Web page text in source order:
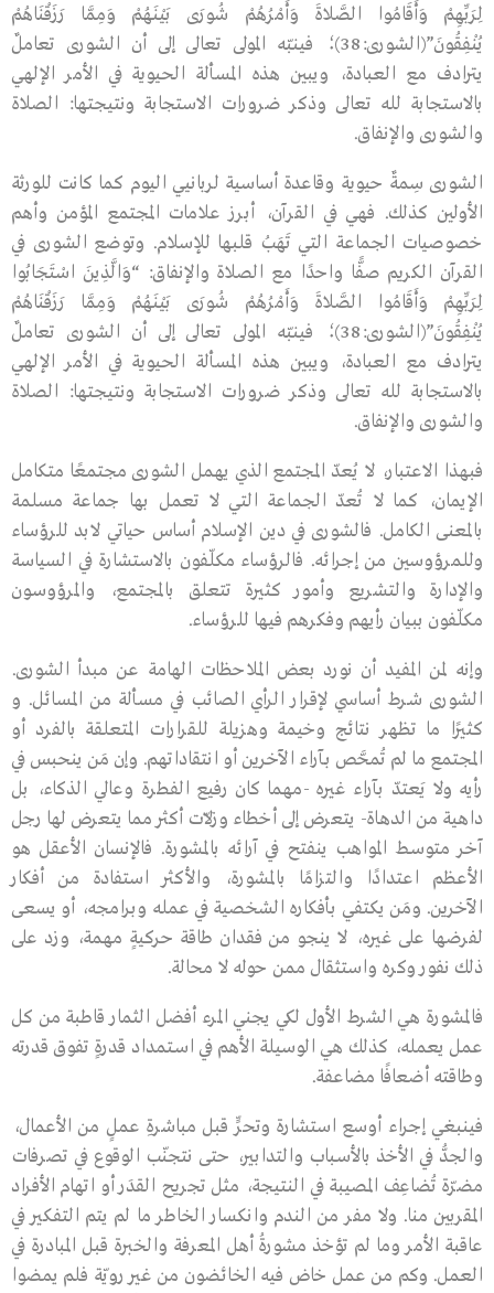
لِرَبِّهِمْ وَأَقَامُوا الصَّلاةَ وَأَمْرُهُمْ شُورَى بَيْنَهُمْ وَمِمَّا رَزَقْنَاهُمْ
يُنْفِقُونَ”(الشورى:38)؛ فينبّه المولى تعالى إلى أن الشورى تعاملٌ
يترادف مع العبادة، ويبين هذه المسألة الحيوية في الأمر الإلهي
بالاستجابة لله تعالى وذكر ضرورات الاستجابة ونتيجتها: الصلاة
والشورى والإنفاق.
الشورى سِمةٌ حيوية وقاعدة أساسية لربانيي اليوم كما كانت للورثة
الأولين كذلك. فهي في القرآن، أبـرز علامات المجتمع المؤمن وأهم
خصوصيات الجماعة التي تَهَبُ قلبها للإسلام. وتوضع الشورى في
القرآن الكريم صفًّا واحدًا مع الصلاة والإنفاق: “وَالَّذِينَ اسْتَجَابُوا
لِرَبِّهِمْ وَأَقَامُوا الصَّلاةَ وَأَمْرُهُمْ شُورَى بَيْنَهُمْ وَمِمَّا رَزَقْنَاهُمْ
يُنْفِقُونَ”(الشورى:38)؛ فينبّه المولى تعالى إلى أن الشورى تعاملٌ
يترادف مع العبادة، ويبين هذه المسألة الحيوية في الأمر الإلهي
بالاستجابة لله تعالى وذكر ضرورات الاستجابة ونتيجتها: الصلاة
والشورى والإنفاق.
فبهذا الاعتبار، لا يُعدّ المجتمع الذي يهمل الشورى مجتمعًا متكامل
الإيمان، كما لا تُعدّ الجماعة التي لا تعمل بها جماعة مسلمة
بالمعنى الكامل. فالشورى في دين الإسلام أساس حياتي لابد للرؤساء
وللمرؤوسين من إجرائه. فالرؤساء مكلّفون بالاستشارة في السياسة
والإدارة والتشريع وأمور كثيرة تتعلق بالمجتمع، والمرؤوسـون
مكلّفون ببيان رأيهم وفكرهم فيها للرؤساء.
وإنه لمن المفيد أن نورد بعض الملاحظات الهامة عن مبدأ الشورى.
الشورى شـرط أساسي لإقرار الرأي الصائب في مسألة من المسـائل. و
كثيرًا ما تظهر نتائج وخيمة وهزيلة للقرارات المتعلقة بالفرد أو
المجتمع ما لم تُمحَّص بـآراء الآخرين أو انتقاداتهم. وإن مَن ينحبس في
رأيه ولا يَعتدّ بآراء غيره -مهما كان رفيع الفطرة وعالي الذكاء، بل
داهية من الدهـاة- يتعرض إلى أخطاء وزلاّت أكثر مما يتعرض لها رجل
آخر متوسـط المواهب ينفتح في آرائه بالمشورة. فالإنسان الأعقل هو
الأعظم اعتدادًا والتزامًا بالمشورة، والأكثر استفادة من أفكار
الآخرين. ومَن يكتفي بأفكاره الشخصية في عمله وبرامجه، أو يسعى
لفرضها على غيره، لا ينجو من فقدان طاقة حركيةٍ مهمة، وزد على
ذلك نفور وكره واستثقال ممن حوله لا محالة.
فالمشورة هي الشرط الأول لكي يجني المرء أفضل الثمار قاطبة من كل
عمل يعمله، كذلك هي الوسيلة الأهم في اسـتمداد قدرةٍ تفوق قدرته
وطاقته أضعافًا مضاعفة.
فينبغي إجراء أوسع استشارة وتحرٍّ قبل مباشرةِ عملٍ من الأعمال،
والجدُّ في الأخذ بالأسـباب والتدابير، حتى نتجنّب الوقوع في تصرفات
مضرّة تُضاعِف المصيبة في النتيجة، مثل تجريح القدَر أو اتهام الأفراد
المقربين منا. ولا مفر من الندم وانكسار الخاطر ما لم يتم التفكير في
عاقبة الأمر وما لم تؤخذ مشورةُ أهل المعرفة والخبرة قبل المبادرة في
العمل. وكم من عمل خاض فيه الخائضون من غير رويّة فلم يمضوا